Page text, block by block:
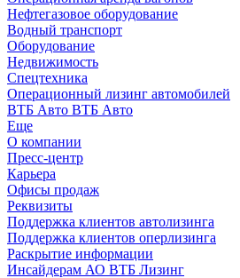
Нефтегазовое оборудование
Водный транспорт
Оборудование
Недвижимость
Спецтехника
Операционный лизинг автомобилей
ВТБ Авто ВТБ Авто
Еще
О компании
Пресс-центр
Карьера
Офисы продаж
Реквизиты
Поддержка клиентов автолизинга
Поддержка клиентов оперлизинга
Раскрытие информации
Инсайдерам АО ВТБ Лизинг